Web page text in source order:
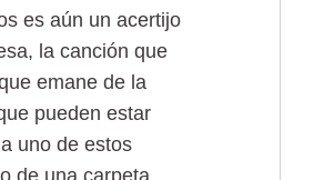
es aún un acertijo
la canción que
emane de la
pueden estar
uno de estos